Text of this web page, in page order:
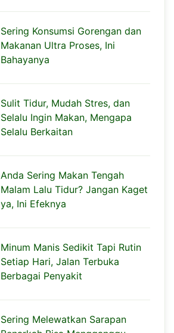
Sering Konsumsi Gorengan dan
Makanan Ultra Proses, Ini
Bahayanya
Sulit Tidur, Mudah Stres, dan
Selalu Ingin Makan, Mengapa
Selalu Berkaitan
Anda Sering Makan Tengah
Malam Lalu Tidur? Jangan Kaget
ya, Ini Efeknya
Minum Manis Sedikit Tapi Rutin
Setiap Hari, Jalan Terbuka
Berbagai Penyakit
Sering Melewatkan Sarapan